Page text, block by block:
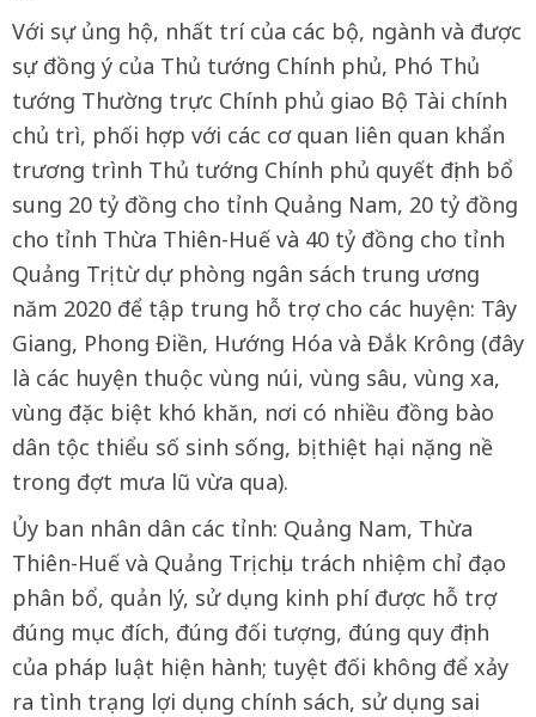
Với sự ủng hộ, nhất trí của các bộ, ngành và được
sự đồng ý của Thủ tướng Chính phủ, Phó Thủ
tướng Thường trực Chính phủ giao Bộ Tài chính
chủ trì, phối hợp với các cơ quan liên quan khẩn
trương trình Thủ tướng Chính phủ quyết định bổ
sung 20 tỷ đồng cho tỉnh Quảng Nam, 20 tỷ đồng
cho tỉnh Thừa Thiên-Huế và 40 tỷ đồng cho tỉnh
Quảng Trị từ dự phòng ngân sách trung ương
năm 2020 để tập trung hỗ trợ cho các huyện: Tây
Giang, Phong Điền, Hướng Hóa và Đắk Krông (đây
là các huyện thuộc vùng núi, vùng sâu, vùng xa,
vùng đặc biệt khó khăn, nơi có nhiều đồng bào
dân tộc thiểu số sinh sống, bị thiệt hại nặng nề
trong đợt mưa lũ vừa qua).
Ủy ban nhân dân các tỉnh: Quảng Nam, Thừa
Thiên-Huế và Quảng Trị chịu trách nhiệm chỉ đạo
phân bổ, quản lý, sử dụng kinh phí được hỗ trợ
đúng mục đích, đúng đối tượng, đúng quy định
của pháp luật hiện hành; tuyệt đối không để xảy
ra tình trạng lợi dụng chính sách, sử dụng sai